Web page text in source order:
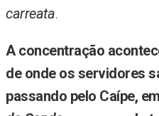
carreata.
A concentração
de onde os servidores
passando pelo Caípe,